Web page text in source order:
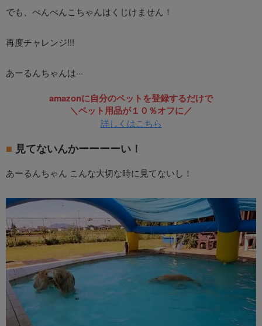
でも、ぺんぺんこちゃんはくじけません！
再度チャレンジ!!!
あーるんちゃんは···
amazonに自分のペットを登録するだけで
＼ペット用品が１０％オフに／
詳しくはこちら
見てないんかーーーーい！
あーるんちゃん こんな大切な時に見てないし！